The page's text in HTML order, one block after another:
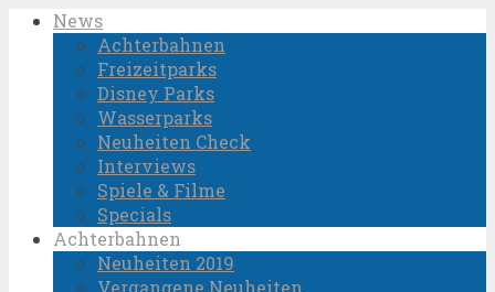
News
Achterbahnen
Freizeitparks
Disney Parks
Wasserparks
Neuheiten Check
Interviews
Spiele & Filme
Specials
Achterbahnen
Neuheiten 2019
Vergangene Neuheiten